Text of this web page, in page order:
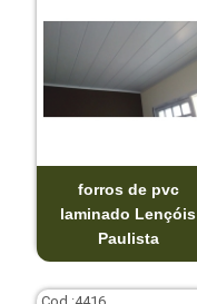
forros de pvc
laminado Lençóis
Paulista